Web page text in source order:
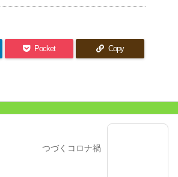
Pocket Copy
つづくコロナ禍